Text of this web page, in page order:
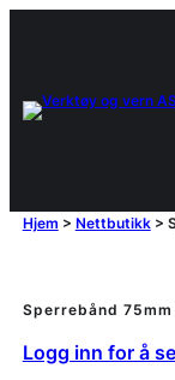
Hjem > Nettbutikk>
Sperrebånd
Logg inn for å